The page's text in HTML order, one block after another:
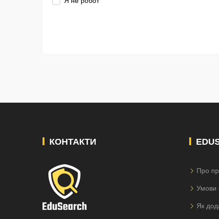
КОНТАКТИ
Про
Умови
Як